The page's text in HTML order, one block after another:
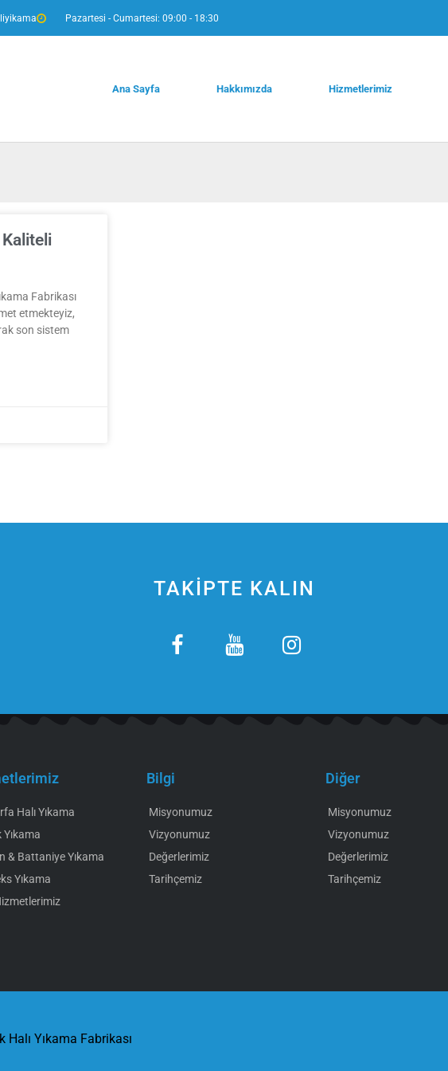
Pazartesi - Cumartesi: 09:00 - 18:30
Ana Sayfa Hakkımızda Hizmetlerimiz
Kaliteli
Fabrikası
etmekteyiz,
son sistem
TAKİPTE KALIN
Halı Yıkama
& Battaniye Yıkama
Yıkama
Bilgi
Misyonumuz
Vizyonumuz
Değerlerimiz
Tarihçemiz
Diğer
Misyonumuz
Vizyonumuz
Değerlerimiz
Tarihçemiz
Halı Yıkama Fabrikası